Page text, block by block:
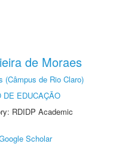
de Moraes
(Câmpus de Rio Claro)
DE EDUCAÇÃO
RDIDP Academic
Scholar